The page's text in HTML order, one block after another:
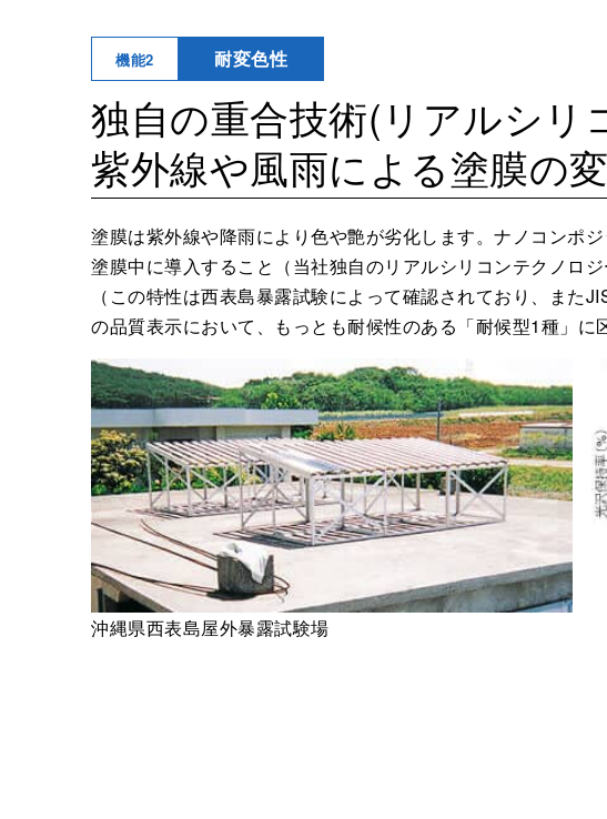
機能2 耐変色性
独自の重合技術(リアルシリ
紫外線や風雨による塗膜の
塗膜は紫外線や降雨により色や艶が劣化します。ナノコンポジ
塗膜中に導入すること（当社独自のリアルシリコンテクノロ
（この特性は西表島暴露試験によって確認されており、ま
の品質表示において、もっとも耐候性のある「耐候型1種」に
沖縄県西表島屋外暴露試験場